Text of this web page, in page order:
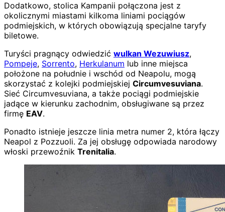
Dodatkowo, stolica Kampanii połączona jest z
okolicznymi miastami kilkoma liniami pociągów
podmiejskich, w których obowiązują specjalne taryfy
biletowe.
Turyści pragnący odwiedzić wulkan Wezuwiusz,
Pompeje, Sorrento, Herkulanum lub inne miejsca
położone na południe i wschód od Neapolu, mogą
skorzystać z kolejki podmiejskiej Circumvesuviana.
Sieć Circumvesuviana, a także pociągi podmiejskie
jadące w kierunku zachodnim, obsługiwane są przez
firmę EAV.
Ponadto istnieje jeszcze linia metra numer 2, która łączy
Neapol z Pozzuoli. Za jej obsługę odpowiada narodowy
włoski przewoźnik Trenitalia.